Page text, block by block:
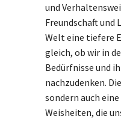
und
Freundschaft und
Welt eine tiefere
gleich, ob wir in
Bedürfnisse und
nachzudenken.
sondern auch
Weisheiten, die